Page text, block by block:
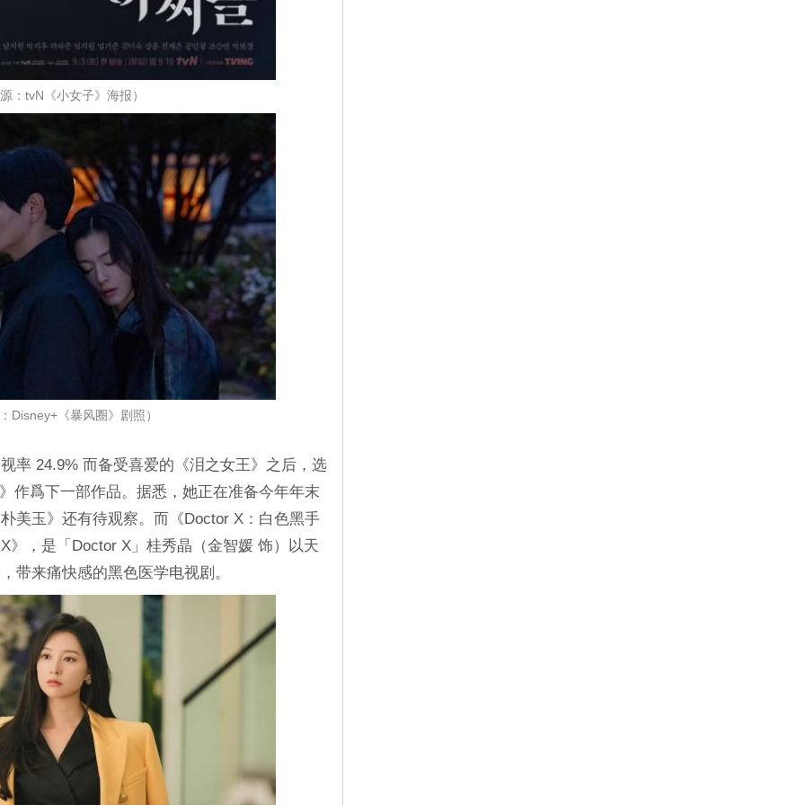
：tvN《小女子》海报）
Disney+《暴风圈》剧照）
率 24.9% 而备受喜爱的《泪之女王》之后，选
作爲下一部作品。据悉，她正在准备今年年末
美玉》还有待观察。而《Doctor X：白色黑手
》，是「Doctor X」桂秀晶（金智媛 饰）以天
带来痛快感的黑色医学电视剧。